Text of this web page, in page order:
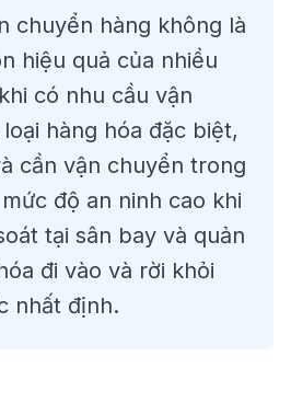
chuyển hàng không là
hiệu quả của nhiều
có nhu cầu vận
hàng hóa đặc biệt,
cần vận chuyển trong
độ an ninh cao khi
tại sân bay và quản
đi vào và rời khỏi
nhất định.